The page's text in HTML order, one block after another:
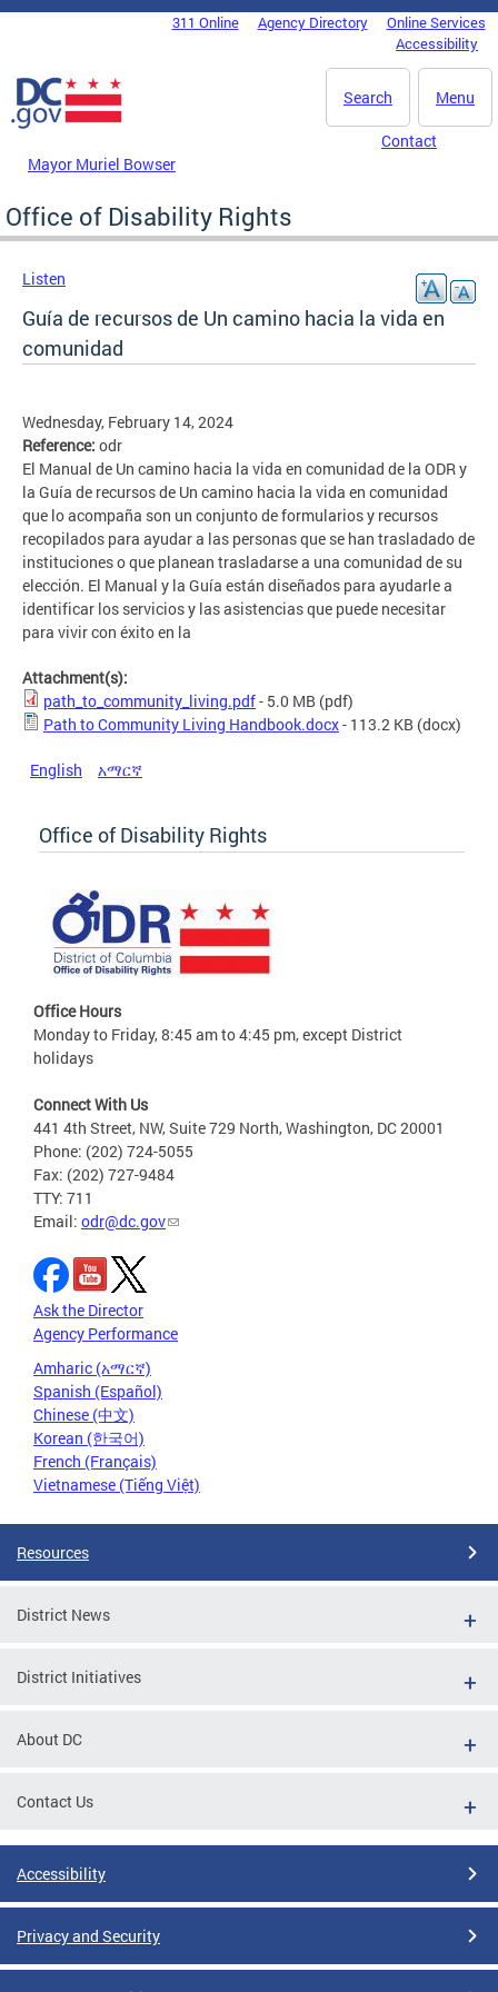
Skip to main content
DC Agency Top Menu311 Online Agency Directory
Online Services
Accessibility
Menu
Search
Mayor Muriel Bowser
Contact
Office of Disability Rights
Listen
Guía de recursos de Un camino hacia la vida en
comunidad
Wednesday, February 14, 2024
Reference: odr
El Manual de Un camino hacia la vida en comunidad de la ODR y
la Guía de recursos de Un camino hacia la vida en comunidad
que lo acompaña son un conjunto de formularios y recursos
recopilados para ayudar a las personas que se han trasladado de
instituciones o que planean trasladarse a una comunidad de su
elección. El Manual y la Guía están diseñados para ayudarle a
identificar los servicios y las asistencias que puede necesitar
para vivir con éxito en la
Attachment(s):
path_to_community_living.pdf- 5.0 MB (pdf)
Path to Community Living Handbook.docx- 113.2 KB (docx)
English አማርኛ
Office of Disability Rights
Office Hours
Monday to Friday, 8:45 am to 4:45 pm, except District
holidays
Connect With Us
441 4th Street, NW, Suite 729 North, Washington, DC 20001
Phone: (202) 724-5055
Fax: (202) 727-9484
TTY: 711
Email: odr@dc.gov
Ask the Director
Agency Performance
Amharic (አማርኛ)
Spanish (Español)
Chinese (中文)
Korean (한국어)
French (Français)
Vietnamese (Tiếng Việt)
Resources
District News
District Initiatives
About DC
Contact Us
Accessibility
Privacy and Security